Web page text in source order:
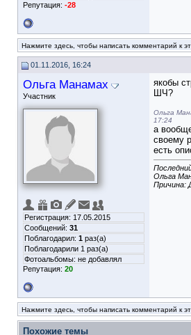
Репутация: -28
Нажмите здесь, чтобы написать комментарий к
01.11.2016, 16:24
Ольга Манамах
Участник
Регистрация: 17.05.2015
Сообщений: 31
Поблагодарил: 1 раз(а)
Поблагодарили 1 раз(а)
Фотоальбомы: не добавлял
Репутация: 20
якобы
ШЧ?
Ольга
17:24
а
своему
есть
Ольга
Причина:
Нажмите здесь, чтобы написать комментарий к
Похожие темы